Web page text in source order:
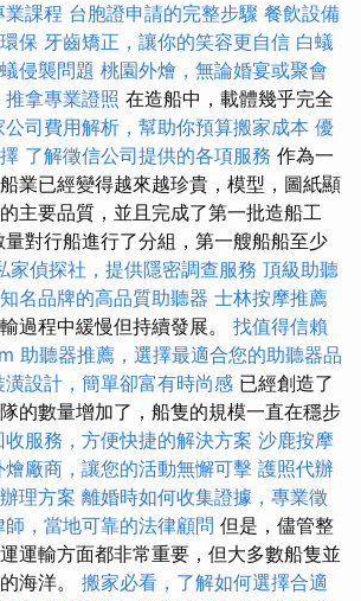
業課程 台胞證申請的完整步驟 餐飲設備
保 牙齒矯正，讓你的笑容更自信 白蟻
侵襲問題 桃園外燴，無論婚宴或聚會
推拿專業證照 在造船中，載體幾乎完全
公司費用解析，幫助你預算搬家成本 優
了解徵信公司提供的各項服務 作為一
業已經變得越來越珍貴，模型，圖紙顯
主要品質，並且完成了第一批造船工
對行船進行了分組，第一艘船船至少
家偵探社，提供隱密調查服務 頂級助聽
名品牌的高品質助聽器 士林按摩推薦
過程中緩慢但持續發展。 找值得信賴
助聽器推薦，選擇最適合您的助聽器品
潢設計，簡單卻富有時尚感 已經創造了
的數量增加了，船隻的規模一直在穩步
服務，方便快捷的解決方案 沙鹿按摩
廠商，讓您的活動無懈可擊 護照代辦
理方案 離婚時如何收集證據，專業徵
師，當地可靠的法律顧問 但是，儘管整
運輸方面都非常重要，但大多數船隻並
海洋。 搬家必看，了解如何選擇合適